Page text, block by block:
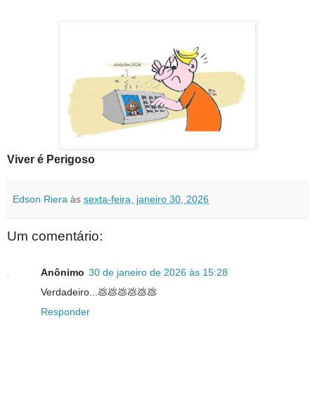
Viver é Perigoso
Edson Riera às sexta-feira, janeiro 30, 2026
Um comentário:
Anônimo 30 de janeiro de 2026 às 15:28
Verdadeiro...💩💩💩💩💩💩
Responder